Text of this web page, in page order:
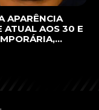
APARÊNCIA
ATUAL AOS 30 E